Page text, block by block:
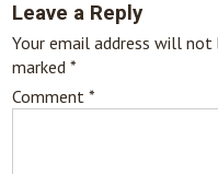
Leave a Reply
Your email address will not
marked*
Comment*